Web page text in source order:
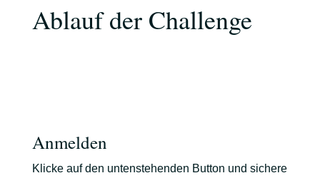
Ablauf der Challenge
Anmelden
Klicke auf den untenstehenden Button und sichere